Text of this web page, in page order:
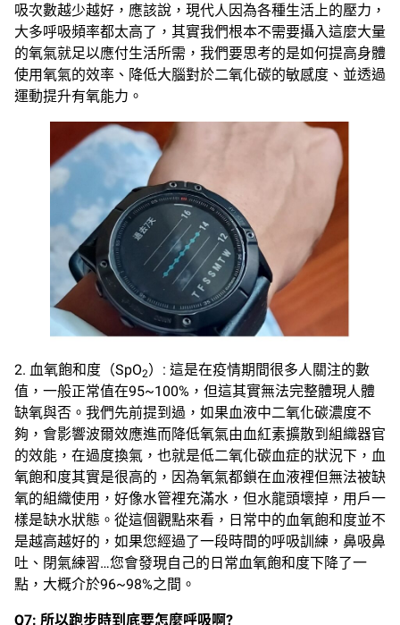
吸次數越少越好，應該說，現代人因為各種生活上的壓力，
大多呼吸頻率都太高了，其實我們根本不需要攝入這麼大量
的氧氣就足以應付生活所需，我們要思考的是如何提高身體
使用氧氣的效率、降低大腦對於二氧化碳的敏感度、並透過
運動提升有氧能力。
2. 血氧飽和度（SpO2）: 這是在疫情期間很多人關注的數
值，一般正常值在95~100%，但這其實無法完整體現人體
缺氧與否。我們先前提到過，如果血液中二氧化碳濃度不
夠，會影響波爾效應進而降低氧氣由血紅素擴散到組織器官
的效能，在過度換氣，也就是低二氧化碳血症的狀況下，血
氧飽和度其實是很高的，因為氧氣都鎖在血液裡但無法被缺
氧的組織使用，好像水管裡充滿水，但水龍頭壞掉，用戶一
樣是缺水狀態。從這個觀點來看，日常中的血氧飽和度並不
是越高越好的，如果您經過了一段時間的呼吸訓練，鼻吸鼻
吐、閉氣練習…您會發現自己的日常血氧飽和度下降了一
點，大概介於96~98%之間。
Q7: 所以跑步時到底要怎麼呼吸啊?